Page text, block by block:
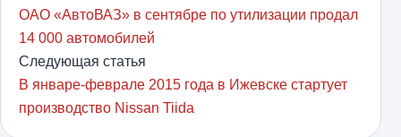
ОАО «АвтоВАЗ» в сентябре по утилизации продал
14 000 автомобилей
Следующая статья
В январе-феврале 2015 года в Ижевске стартует
производство Nissan Tiida